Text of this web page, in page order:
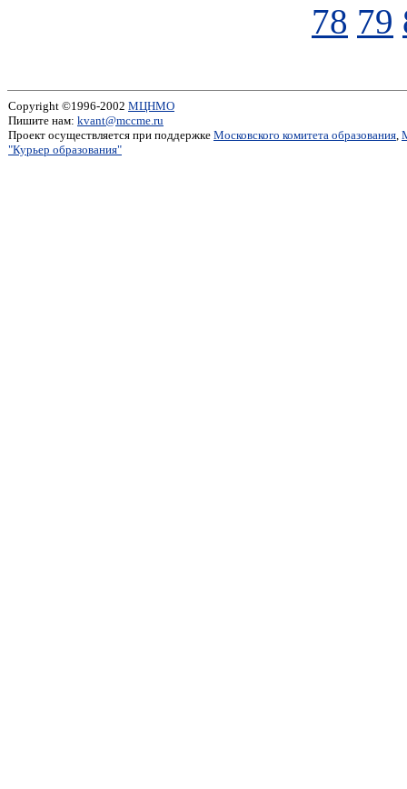
78 79
Copyright ©1996-2002 МЦНМО
Пишите нам: kvant@mccme.ru
Проект осуществляется при поддержке Московского комитета образования,
"Курьер образования"